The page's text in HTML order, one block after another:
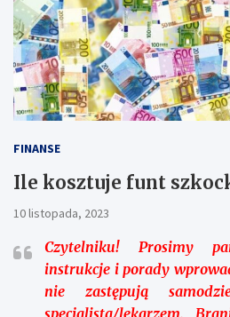
FINANSE
Ile kosztuje funt
10 listopada, 2023
Czytelniku!Prosimy
instrukcje i porady
nie zastępują